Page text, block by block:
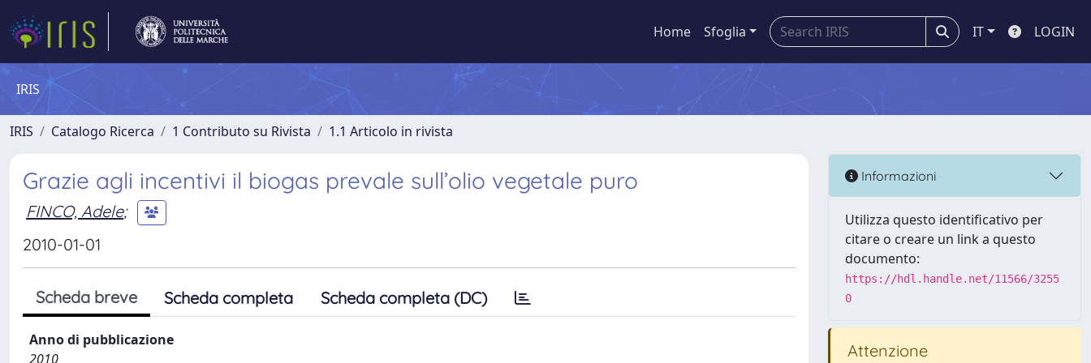
Home Sfoglia IT LOGIN
IRIS
IRIS Catalogo Ricerca 1 Contributo su Rivista 1.1 Articolo in rivista
Grazie agli incentivi il biogas prevale sull’olio vegetale puro
FINCO, Adele;
2010-01-01
Scheda breve Scheda completa Scheda completa (DC)
Anno di pubblicazione
2010
Informazioni
Utilizza questo identificativo per
citare o creare un link a questo
documento:
https://hdl.handle.net/11566/3255
0
Attenzione